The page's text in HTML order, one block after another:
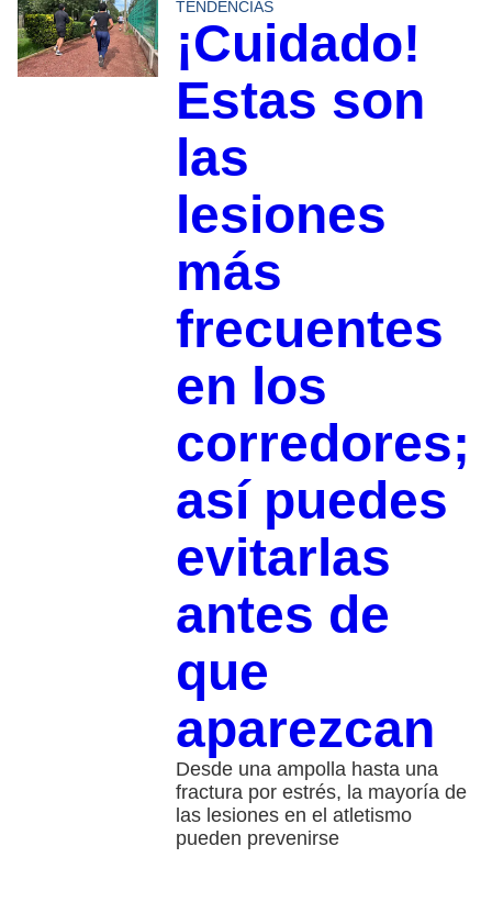
TENDENCIAS
¡Cuidado!
Estas son
las
lesiones
más
frecuentes
en los
corredores;
así puedes
evitarlas
antes de
que
aparezcan
Desde una ampolla hasta una
fractura por estrés, la mayoría de
las lesiones en el atletismo
pueden prevenirse